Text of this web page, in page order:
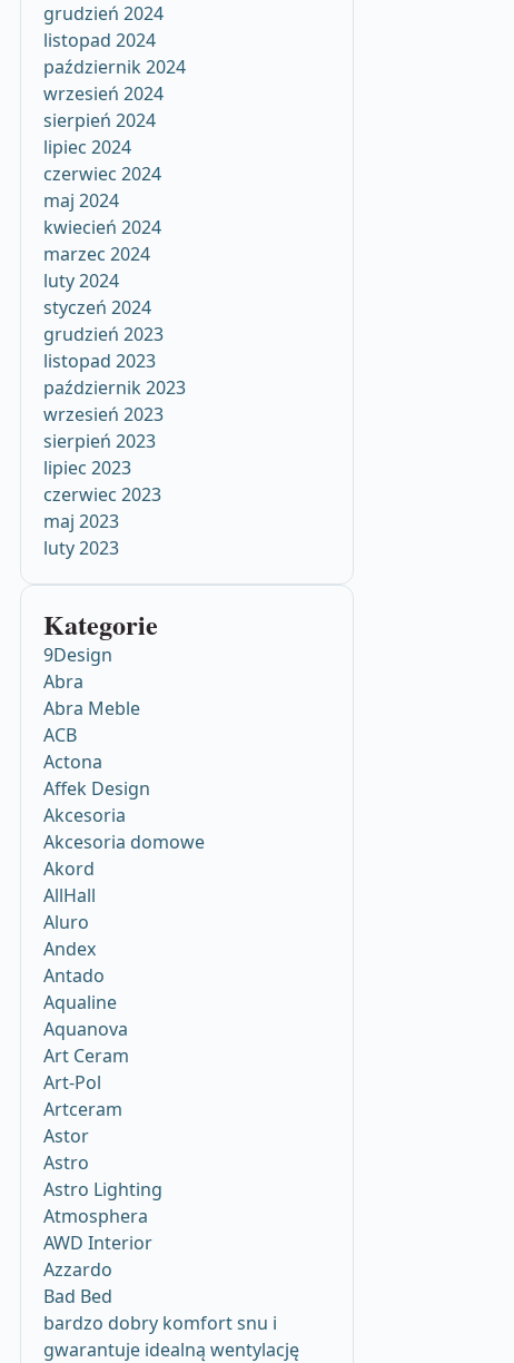
grudzień 2024
listopad 2024
październik 2024
wrzesień 2024
sierpień 2024
lipiec 2024
czerwiec 2024
maj 2024
kwiecień 2024
marzec 2024
luty 2024
styczeń 2024
grudzień 2023
listopad 2023
październik 2023
wrzesień 2023
sierpień 2023
lipiec 2023
czerwiec 2023
maj 2023
luty 2023
Kategorie
9Design
Abra
Abra Meble
ACB
Actona
Affek Design
Akcesoria
Akcesoria domowe
Akord
AllHall
Aluro
Andex
Antado
Aqualine
Aquanova
Art Ceram
Art-Pol
Artceram
Astor
Astro
Astro Lighting
Atmosphera
AWD Interior
Azzardo
Bad Bed
bardzo dobry komfort snu i
gwarantuje idealną wentylację